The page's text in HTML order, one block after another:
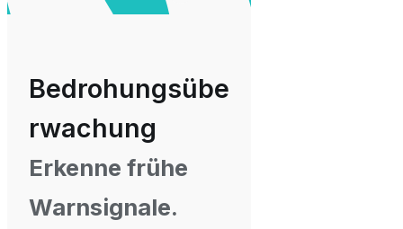
Bedrohungsübe
rwachung
Erkenne frühe
Warnsignale.